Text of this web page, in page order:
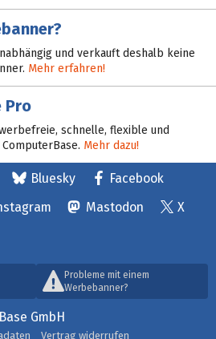
und verkauft deshalb keine
Mehr erfahren!
Pro
schnelle, flexible und
Mehr dazu!
Bluesky
Facebook
Mastodon
X
Probleme mit einem
Werbebanner?
GmbH
Vertrag widerrufen